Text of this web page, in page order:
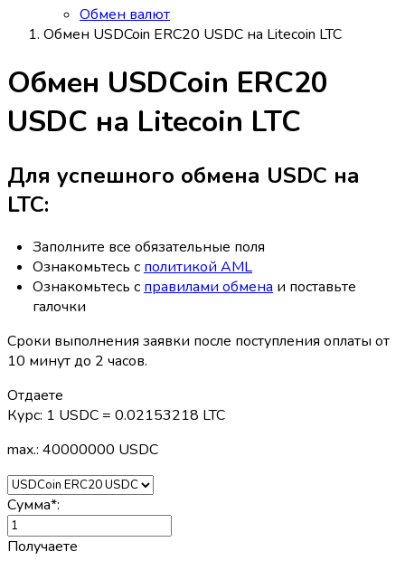
Обмен валют
Обмен USDCoin ERC20 USDC на Litecoin LTC
Обмен USDCoin ERC20
USDC на Litecoin LTC
Для успешного обмена USDC на
LTC:
Заполните все обязательные поля
Ознакомьтесь с политикой AML
Ознакомьтесь с правилами обмена и поставьте
галочки
Сроки выполнения заявки после поступления оплаты от
10 минут до 2 часов.
Отдаете
Курс: 1 USDC = 0.02153218 LTC
max.: 40000000 USDC
Сумма*:
Получаете